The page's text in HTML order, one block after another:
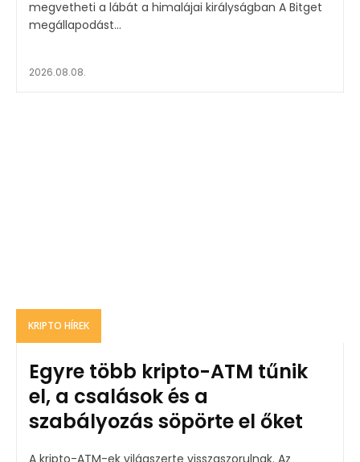
megvetheti a lábát a himalájai királyságban A Bitget
megállapodást...
2026.08.08.
KRIPTO HÍREK
Egyre több kripto-ATM tűnik
el, a csalások és a
szabályozás söpörte el őket
A kripto-ATM-ek világszerte visszaszorulnak. Az